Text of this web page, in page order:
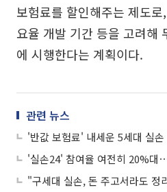
보험료를 할인해주는 제도
요율 개발 기간 등을 고려해
에 시행한다는 계획이다.
관련 뉴스